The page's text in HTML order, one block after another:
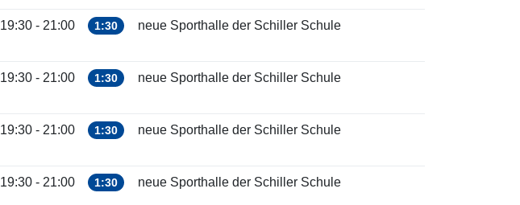
19:30 - 21:00 1:30 neue Sporthalle der Schiller Schule
19:30 - 21:00 1:30 neue Sporthalle der Schiller Schule
19:30 - 21:00 1:30 neue Sporthalle der Schiller Schule
19:30 - 21:00 1:30 neue Sporthalle der Schiller Schule